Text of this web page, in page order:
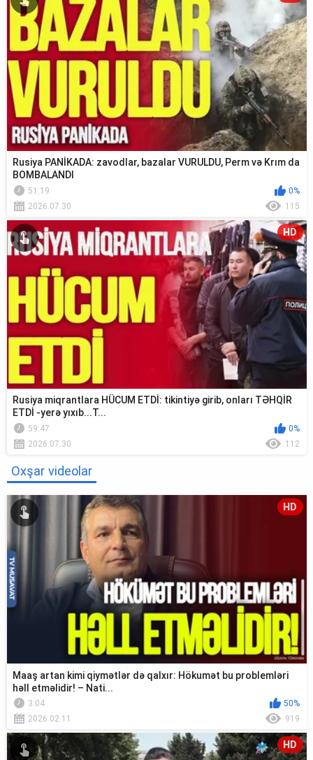
Rusiya PANİKADA: zavodlar, bazalar VURULDU, Perm və Krım da
BOMBALANDI
51:19
0%
2026.07.30
115
HD
Rusiya miqrantlara HÜCUM ETDİ: tikintiyə girib, onları TƏHQİR
ETDİ -yerə yıxıb...T...
59:47
0%
2026.07.30
112
Oxşar videolar
HD
Maaş artan kimi qiymətlər də qalxır: Hökumət bu problemləri
həll etməlidir! – Nati...
3:04
50%
2026.02.11
919
HD